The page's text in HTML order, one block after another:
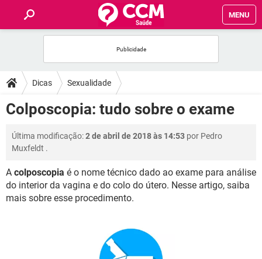
MENU
FÓRUM
SAÚDE
FAMÍLIA
BEM-ESTAR
Dicas Sexualidade
Colposcopia: tudo sobre o exame
Última modificação:2 de abril de 2018 às 14:53 por Pedro
Muxfeldt .
A colposcopia é o nome técnico dado ao exame para análise
do interior da vagina e do colo do útero. Nesse artigo, saiba
mais sobre esse procedimento.